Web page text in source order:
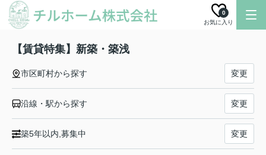
お気に入り
0
【賃貸特集】新築・築浅
市区町村から探す 変更
沿線・駅から探す 変更
築5年以内,募集中 変更